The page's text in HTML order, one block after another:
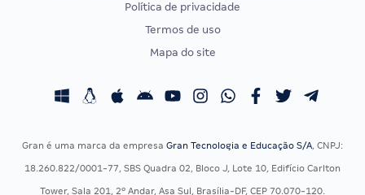
CONCURSOS POR PROFISSÃO
Concursos Fiscais
Concursos Saúde
EXAME DE ORDEM
Calendário OAB
Política de privacidade
Termos de uso
Mapa do site
Gran é uma marca da empresa Gran Tecnologia e Educação S/A, CNPJ:
18.260.822/0001-77, SBS Quadra 02, Bloco J, Lote 10, Edifício Carlton
Tower, Sala 201, 2º Andar, Asa Sul, Brasília-DF, CEP 70.070-120.